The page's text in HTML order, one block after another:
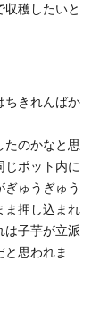
穫したいと
ちきれんばか
たのかなと思
じポット内に
ゅうぎゅう
ま押し込まれ
は子芋が立派
と思われま